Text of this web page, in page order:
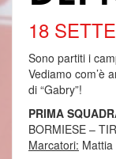
18
Sono partiti i
Vediamo com’è
di “Gabry”!
PRIMA
BORMIESE –
Marcatori: